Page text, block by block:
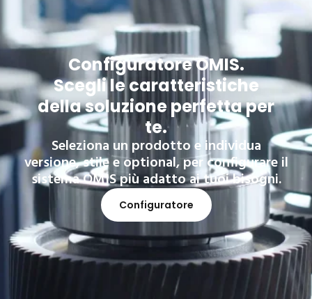
Configuratore OMIS.
Scegli le caratteristiche
della soluzione perfetta per
te.
Seleziona un prodotto e individua
versione, stile e optional, per configurare il
sistema OMIS più adatto ai tuoi bisogni.
Configuratore